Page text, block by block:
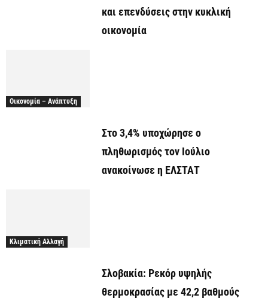
και επενδύσεις στην κυκλική
οικονομία
Οικονομία – Ανάπτυξη
Στο 3,4% υποχώρησε ο
πληθωρισμός τον Ιούλιο
ανακοίνωσε η ΕΛΣΤΑΤ
Κλιματική Αλλαγή
Σλοβακία: Ρεκόρ υψηλής
θερμοκρασίας με 42,2 βαθμούς